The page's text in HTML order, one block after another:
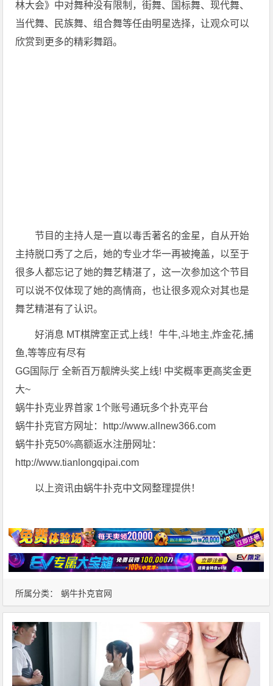
所属分类： 蜗牛扑克官网
林大会》中对舞种没有限制，街舞、国标舞、现代舞、
当代舞、民族舞、组合舞等任由明星选择，让观众可以
欣赏到更多的精彩舞蹈。
节目的主持人是一直以毒舌著名的金星，自从开始
主持脱口秀了之后，她的专业才华一再被掩盖，以至于
很多人都忘记了她的舞艺精湛了，这一次参加这个节目
可以说不仅体现了她的高情商，也让很多观众对其也是
舞艺精湛有了认识。
好消息 MT棋牌室正式上线！牛牛,斗地主,炸金花,捕
鱼,等等应有尽有
GG国际厅 全新百万靓牌头奖上线! 中奖概率更高奖金更
大~
蜗牛扑克业界首家 1个账号通玩多个扑克平台
蜗牛扑克官方网址：http://www.allnew366.com
蜗牛扑克50%高额返水注册网址：
http://www.tianlongqipai.com
以上资讯由蜗牛扑克中文网整理提供！